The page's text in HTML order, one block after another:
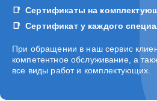
Сертификаты на
Сертификат у каждого
При обращении в наш сервис
компетентное обслуживание, а
все виды работ и комплектующих.